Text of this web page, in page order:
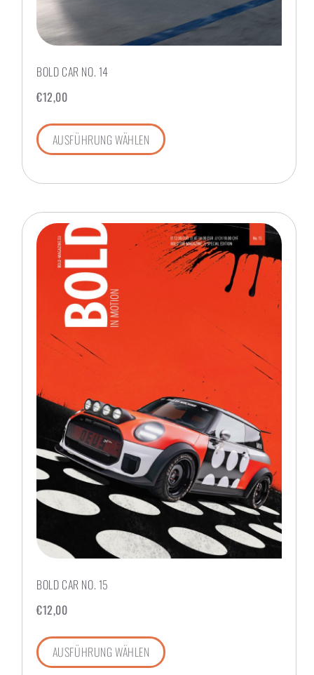
BOLD CAR NO. 14
€12,00
AUSFÜHRUNG WÄHLEN
BOLD CAR NO. 15
€12,00
AUSFÜHRUNG WÄHLEN